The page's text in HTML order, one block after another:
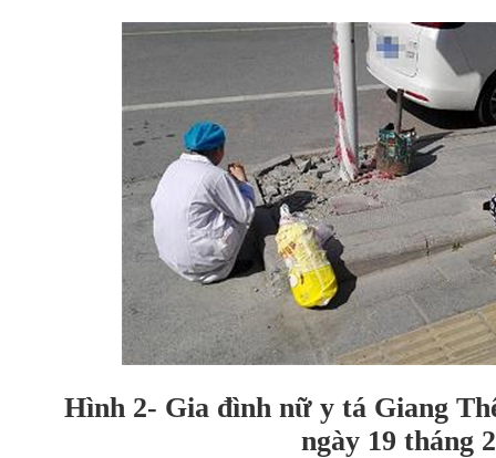
Hình 2- Gia đình nữ y tá Giang
ngày 19 tháng 2